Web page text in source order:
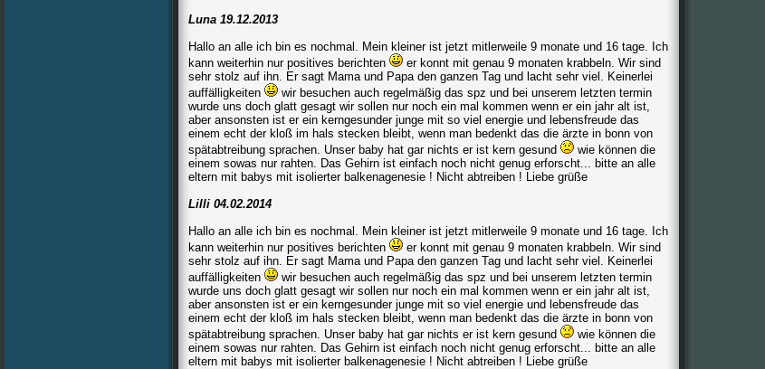
Luna 19.12.2013
Hallo an alle ich bin es nochmal. Mein kleiner ist jetzt mitlerweile 9 monate und 16 tage. Ich
kann weiterhin nur positives berichten
er konnt mit genau 9 monaten krabbeln. Wir sind
sehr stolz auf ihn. Er sagt Mama und Papa den ganzen Tag und lacht sehr viel. Keinerlei
auffälligkeiten
wir besuchen auch regelmäßig das spz und bei unserem letzten termin
wurde uns doch glatt gesagt wir sollen nur noch ein mal kommen wenn er ein jahr alt ist,
aber ansonsten ist er ein kerngesunder junge mit so viel energie und lebensfreude das
einem echt der kloß im hals stecken bleibt, wenn man bedenkt das die ärzte in bonn von
spätabtreibung sprachen. Unser baby hat gar nichts er ist kern gesund
wie können die
einem sowas nur rahten. Das Gehirn ist einfach noch nicht genug erforscht... bitte an alle
eltern mit babys mit isolierter balkenagenesie ! Nicht abtreiben ! Liebe grüße
Lilli 04.02.2014
Hallo an alle ich bin es nochmal. Mein kleiner ist jetzt mitlerweile 9 monate und 16 tage. Ich
kann weiterhin nur positives berichten
er konnt mit genau 9 monaten krabbeln. Wir sind
sehr stolz auf ihn. Er sagt Mama und Papa den ganzen Tag und lacht sehr viel. Keinerlei
auffälligkeiten
wir besuchen auch regelmäßig das spz und bei unserem letzten termin
wurde uns doch glatt gesagt wir sollen nur noch ein mal kommen wenn er ein jahr alt ist,
aber ansonsten ist er ein kerngesunder junge mit so viel energie und lebensfreude das
einem echt der kloß im hals stecken bleibt, wenn man bedenkt das die ärzte in bonn von
spätabtreibung sprachen. Unser baby hat gar nichts er ist kern gesund
wie können die
einem sowas nur rahten. Das Gehirn ist einfach noch nicht genug erforscht... bitte an alle
eltern mit babys mit isolierter balkenagenesie ! Nicht abtreiben ! Liebe grüße